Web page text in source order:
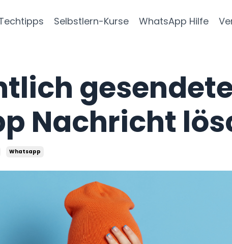
Selbstlern-Kurse WhatsApp Hilfe
Nachricht
Whatsapp